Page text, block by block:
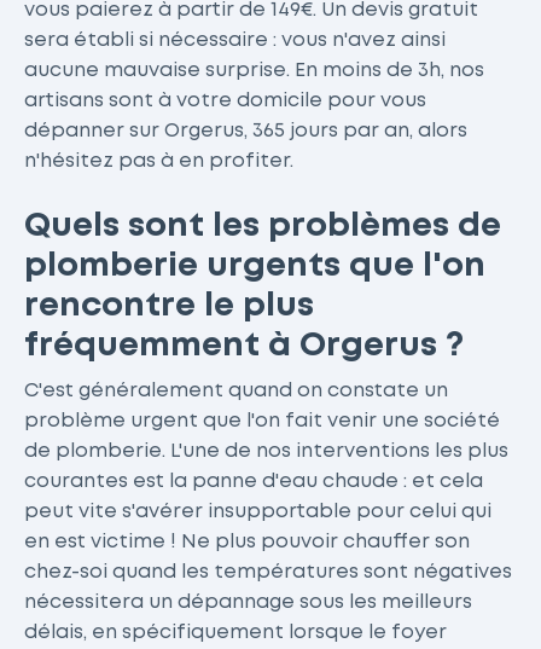
vous paierez à partir de 149€. Un devis gratuit
sera établi si nécessaire : vous n'avez ainsi
aucune mauvaise surprise. En moins de 3h, nos
artisans sont à votre domicile pour vous
dépanner sur Orgerus, 365 jours par an, alors
n'hésitez pas à en profiter.
Quels sont les problèmes de
plomberie urgents que l'on
rencontre le plus
fréquemment à Orgerus ?
C'est généralement quand on constate un
problème urgent que l'on fait venir une société
de plomberie. L'une de nos interventions les plus
courantes est la panne d'eau chaude : et cela
peut vite s'avérer insupportable pour celui qui
en est victime ! Ne plus pouvoir chauffer son
chez-soi quand les températures sont négatives
nécessitera un dépannage sous les meilleurs
délais, en spécifiquement lorsque le foyer